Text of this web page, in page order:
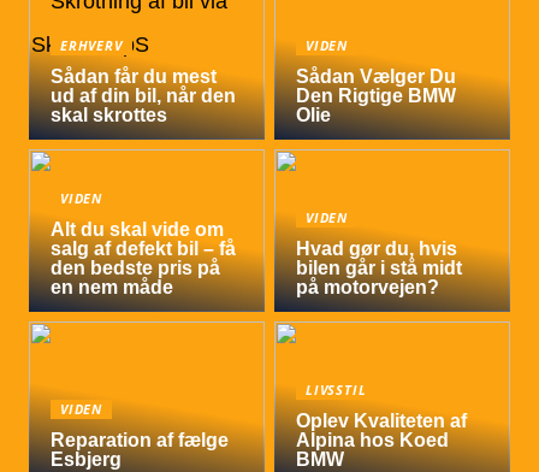
ERHVERV
Sådan får du mest
ud af din bil, når den
skal skrottes
VIDEN
Sådan Vælger Du
Den Rigtige BMW
Olie
VIDEN
Alt du skal vide om
salg af defekt bil – få
den bedste pris på
en nem måde
VIDEN
Hvad gør du, hvis
bilen går i stå midt
på motorvejen?
VIDEN
Reparation af fælge
Esbjerg
LIVSSTIL
Oplev Kvaliteten af
Alpina hos Koed
BMW